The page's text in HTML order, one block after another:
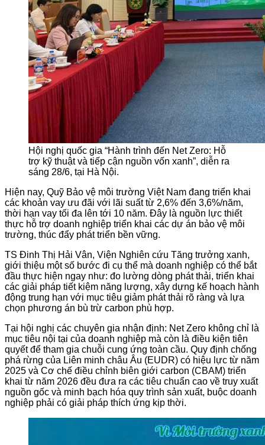
Hội nghị quốc gia “Hành trình đến Net Zero: Hỗ
trợ kỹ thuật và tiếp cận nguồn vốn xanh”, diễn ra
sáng 28/6, tại Hà Nội.
Hiện nay, Quỹ Bảo vệ môi trường Việt Nam đang triển khai
các khoản vay ưu đãi với lãi suất từ 2,6% đến 3,6%/năm,
thời hạn vay tối đa lên tới 10 năm. Đây là nguồn lực thiết
thực hỗ trợ doanh nghiệp triển khai các dự án bảo vệ môi
trường, thúc đẩy phát triển bền vững.
TS Đinh Thị Hải Vân, Viện Nghiên cứu Tăng trưởng xanh,
giới thiệu một số bước đi cụ thể mà doanh nghiệp có thể bắt
đầu thực hiện ngay như: đo lường dòng phát thải, triển khai
các giải pháp tiết kiệm năng lượng, xây dựng kế hoạch hành
động trung hạn với mục tiêu giảm phát thải rõ ràng và lựa
chọn phương án bù trừ carbon phù hợp.
Tại hội nghị các chuyên gia nhận định: Net Zero không chỉ là
mục tiêu nội tại của doanh nghiệp mà còn là điều kiện tiên
quyết để tham gia chuỗi cung ứng toàn cầu. Quy định chống
phá rừng của Liên minh châu Âu (EUDR) có hiệu lực từ năm
2025 và Cơ chế điều chỉnh biên giới carbon (CBAM) triển
khai từ năm 2026 đều đưa ra các tiêu chuẩn cao về truy xuất
nguồn gốc và minh bạch hóa quy trình sản xuất, buộc doanh
nghiệp phải có giải pháp thích ứng kịp thời.